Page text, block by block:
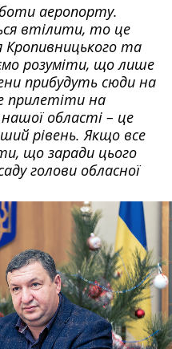
аеропорту.
втілити, то це
Кропивницького та
розуміти, що лише
прибудуть сюди на
прилетіти на
області – це
рівень. Якщо все
що заради цього
голови обласної